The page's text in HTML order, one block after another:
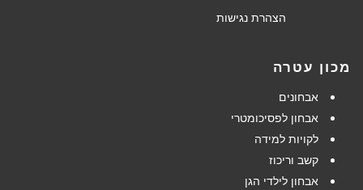
הצהרת נגישות
מכון עטרה
אבחונים
אבחון לפסיכומטרי
לקויות למידה
קשב וריכוז
אבחון לילדי הגן